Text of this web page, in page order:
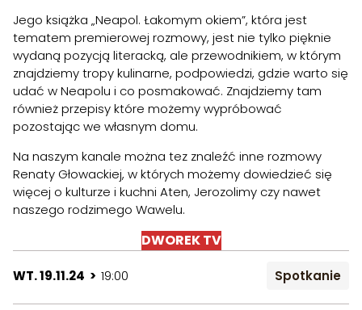
Jego książka „Neapol. Łakomym okiem”, która jest
tematem premierowej rozmowy, jest nie tylko pięknie
wydaną pozycją literacką, ale przewodnikiem, w którym
znajdziemy tropy kulinarne, podpowiedzi, gdzie warto się
udać w Neapolu i co posmakować. Znajdziemy tam
również przepisy które możemy wypróbować
pozostając we własnym domu.
Na naszym kanale można tez znaleźć inne rozmowy
Renaty Głowackiej, w których możemy dowiedzieć się
więcej o kulturze i kuchni Aten, Jerozolimy czy nawet
naszego rodzimego Wawelu.
DWOREK TV
WT. 19.11.24 > 19:00 Spotkanie